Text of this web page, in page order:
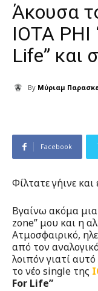
Άκουσα
IOTA PHI
Life” και
By Μύριαμ
Facebook
Φίλτατε γήινε
Βγαίνω ακόμα
zone” μου και η
Ατμοσφαιρικό,
από τον
λοιπόν γιατί
το νέο single της
For Life”